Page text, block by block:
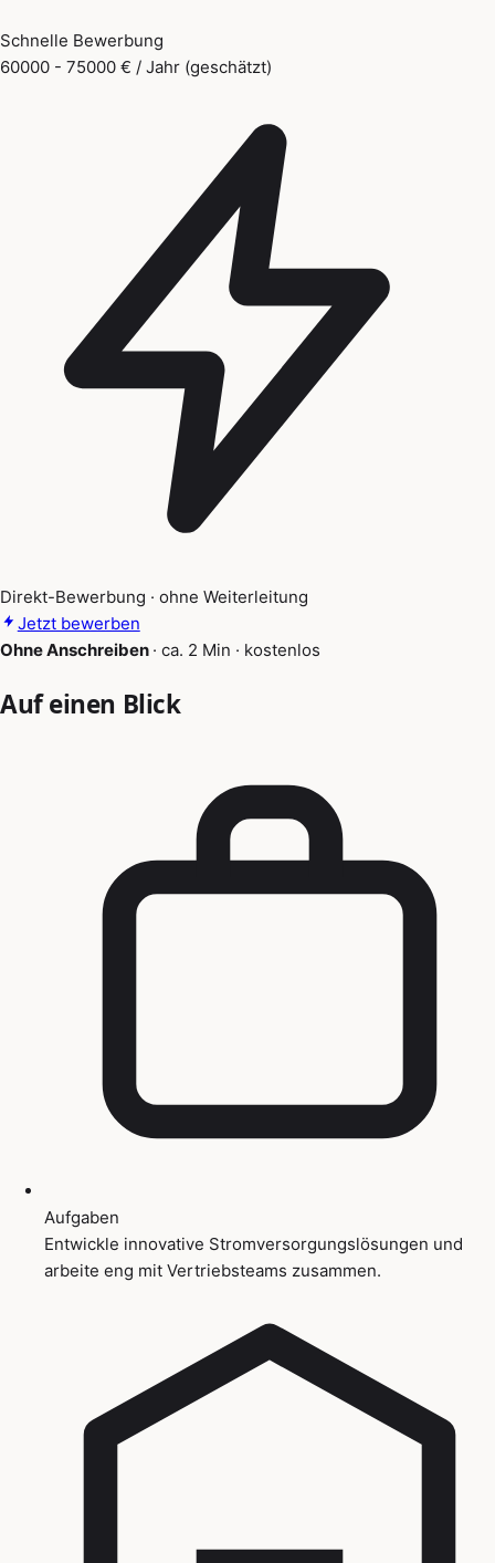
Schnelle Bewerbung
60000 - 75000 € / Jahr (geschätzt)
Direkt-Bewerbung · ohne Weiterleitung
Jetzt bewerben
Ohne Anschreiben · ca. 2 Min · kostenlos
Auf einen Blick
Aufgaben
Entwickle innovative Stromversorgungslösungen und
arbeite eng mit Vertriebsteams zusammen.